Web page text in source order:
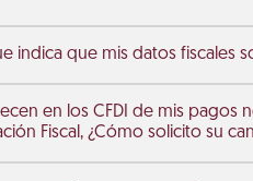
indica que mis datos fiscales
en los CFDI de mis
Fiscal, ¿Cómo solicito su